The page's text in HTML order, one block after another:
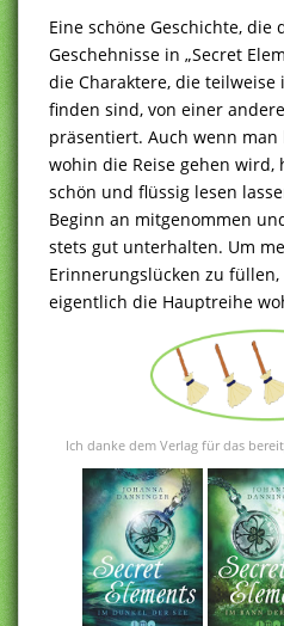
Eine schöne Geschichte,
Geschehnisse in „Secret
die Charaktere, die teilweise
finden sind, von einer
präsentiert. Auch wenn
wohin die Reise gehen wird,
schön und flüssig lesen
Beginn an mitgenommen
stets gut unterhalten. Um
Erinnerungslücken zu
eigentlich die Hauptreihe
Ich danke dem Verlag für das